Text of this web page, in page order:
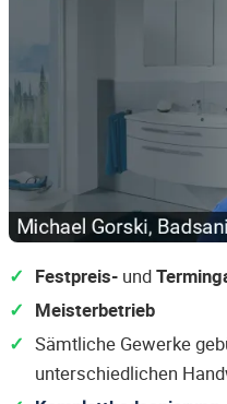
Festpreis- und
Meisterbetrieb
Sämtliche Gewerke
unterschiedlichen